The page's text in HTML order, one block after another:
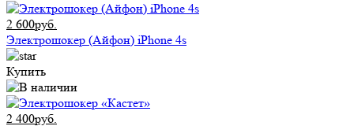
2 600руб.
Электрошокер (Айфон) iPhone 4s
Купить
2 400руб.